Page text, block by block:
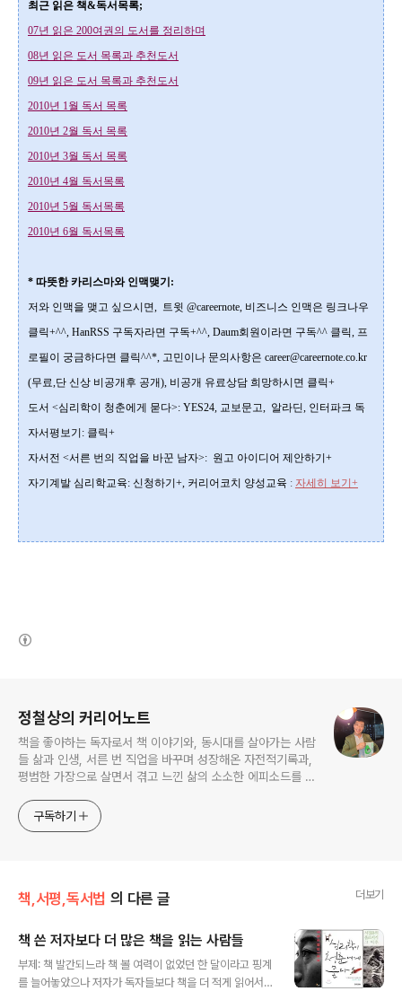
최근 읽은 책&독서목록;
07년 읽은 200여권의 도서를 정리하며
08년 읽은 도서 목록과 추천도서
09년 읽은 도서 목록과 추천도서
2010년 1월 독서 목록
2010년 2월 독서 목록
2010년 3월 독서 목록
2010년 4월 독서목록
2010년 5월 독서목록
2010년 6월 독서목록
* 따뜻한 카리스마와 인맥맺기:
저와 인맥을 맺고 싶으시면, 트윗 @careernote, 비즈니스 인맥은 링크나우
클릭+^^, HanRSS 구독자라면 구독+^^, Daum회원이라면 구독^^ 클릭, 프
로필이 궁금하다면 클릭^^*, 고민이나 문의사항은 career@careernote.co.kr
(무료,단 신상 비공개후 공개), 비공개 유료상담 희망하시면 클릭+
도서 <심리학이 청춘에게 묻다>: YES24, 교보문고, 알라딘, 인터파크 독
자서평보기: 클릭+
자서전 <서른 번의 직업을 바꾼 남자>: 원고 아이디어 제안하기+
자기계발 심리학교육: 신청하기+, 커리어코치 양성교육 : 자세히 보기+
정철상의 커리어노트
책을 좋아하는 독자로서 책 이야기와, 동시대를 살아가는 사람
들 삶과 인생, 서른 번 직업을 바꾸며 성장해온 자전적기록과,
평범한 가장으로 살면서 겪고 느낀 삶의 소소한 에피소드를 전
고픈 커리어코치, 유튜브: 정교수의 인생수업
구독하기
책,서평,독서법 의 다른 글 더보기
책 쓴 저자보다 더 많은 책을 읽는 사람들
부제: 책 발간되느라 책 볼 여력이 없었던 한 달이라고 핑계
를 늘어놓았으나 저자가 독자들보다 책을 더 적게 읽어서